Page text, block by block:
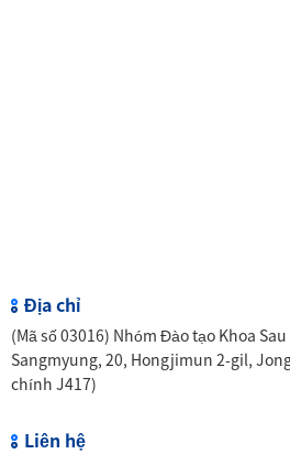
Địa chỉ
(Mã số 03016) Nhóm Đào tạo Khoa
Sangmyung, 20, Hongjimun 2-gil,
chính J417)
Liên hệ